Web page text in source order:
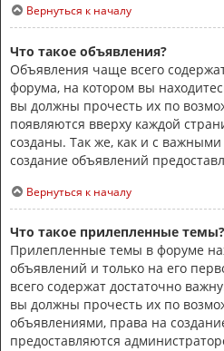
Вернуться к началу
Что такое объявления?
Объявления чаще всего
форума, на котором вы
вы должны прочесть их по
появляются вверху каждой
созданы. Так же, как и с
создание объявлений
Вернуться к началу
Что такое прилепленные темы?
Прилепленные темы в форуме
объявлений и только на его
всего содержат достаточно
вы должны прочесть их по
объявлениями, права на
предоставляются